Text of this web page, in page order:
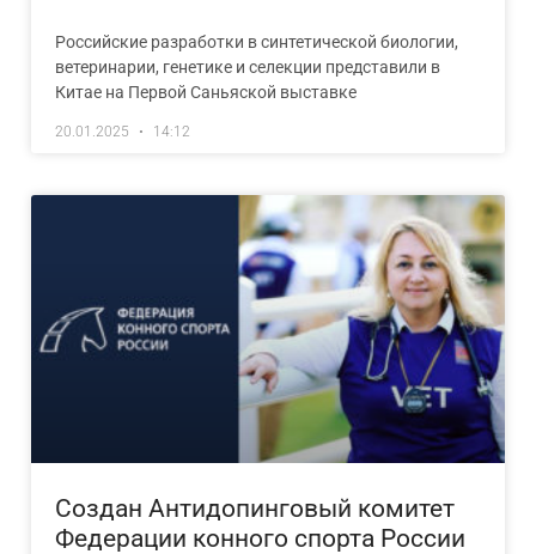
Российские разработки в синтетической биологии,
ветеринарии, генетике и селекции представили в
Китае на Первой Саньяской выставке
20.01.2025 14:12
Создан Антидопинговый комитет
Федерации конного спорта России